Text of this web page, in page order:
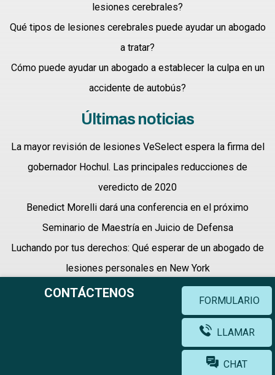
lesiones cerebrales?
Qué tipos de lesiones cerebrales puede ayudar un abogado
a tratar?
Cómo puede ayudar un abogado a establecer la culpa en un
accidente de autobús?
Últimas noticias
La mayor revisión de lesiones VeSelect espera la firma del
gobernador Hochul. Las principales reducciones de
veredicto de 2020
Benedict Morelli dará una conferencia en el próximo
Seminario de Maestría en Juicio de Defensa
Luchando por tus derechos: Qué esperar de un abogado de
lesiones personales en New York
Política de privacidad |
CONTÁCTENOS
FORMULARIO
LLAMAR
CHAT